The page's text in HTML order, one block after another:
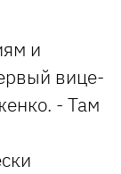
и
вице-
- Там